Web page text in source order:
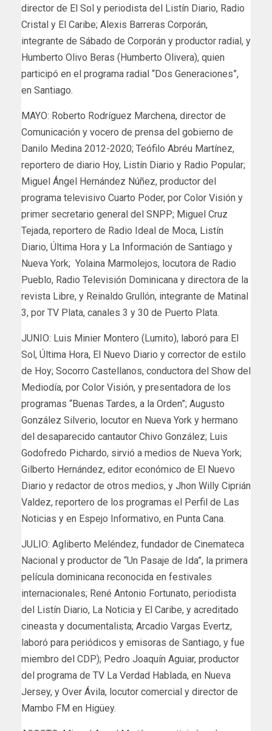
director de El Sol y periodista del Listín Diario, Radio
Cristal y El Caribe; Alexis Barreras Corporán,
integrante de Sábado de Corporán y productor radial, y
Humberto Olivo Beras (Humberto Olivera), quien
participó en el programa radial “Dos Generaciones”,
en Santiago.
MAYO: Roberto Rodríguez Marchena, director de
Comunicación y vocero de prensa del gobierno de
Danilo Medina 2012-2020; Teófilo Abréu Martínez,
reportero de diario Hoy, Listín Diario y Radio Popular;
Miguel Ángel Hernández Núñez, productor del
programa televisivo Cuarto Poder, por Color Visión y
primer secretario general del SNPP; Miguel Cruz
Tejada, reportero de Radio Ideal de Moca, Listín
Diario, Última Hora y La Información de Santiago y
Nueva York; Yolaina Marmolejos, locutora de Radio
Pueblo, Radio Televisión Dominicana y directora de la
revista Libre, y Reinaldo Grullón, integrante de Matinal
3, por TV Plata, canales 3 y 30 de Puerto Plata.
JUNIO: Luis Minier Montero (Lumito), laboró para El
Sol, Última Hora, El Nuevo Diario y corrector de estilo
de Hoy; Socorro Castellanos, conductora del Show del
Mediodía, por Color Visión, y presentadora de los
programas “Buenas Tardes, a la Orden”; Augusto
González Silverio, locutor en Nueva York y hermano
del desaparecido cantautor Chivo González; Luis
Godofredo Pichardo, sirvió a medios de Nueva York;
Gilberto Hernández, editor económico de El Nuevo
Diario y redactor de otros medios, y Jhon Willy Ciprián
Valdez, reportero de los programas el Perfil de Las
Noticias y en Espejo Informativo, en Punta Cana.
JULIO: Agliberto Meléndez, fundador de Cinemateca
Nacional y productor de “Un Pasaje de Ida”, la primera
película dominicana reconocida en festivales
internacionales; René Antonio Fortunato, periodista
del Listín Diario, La Noticia y El Caribe, y acreditado
cineasta y documentalista; Arcadio Vargas Evertz,
laboró para periódicos y emisoras de Santiago, y fue
miembro del CDP); Pedro Joaquín Aguiar, productor
del programa de TV La Verdad Hablada, en Nueva
Jersey, y Over Ávila, locutor comercial y director de
Mambo FM en Higüey.